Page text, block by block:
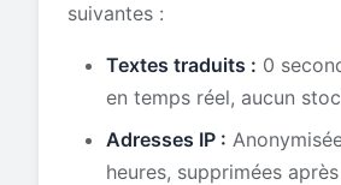
suivantes :
Textes traduits : 0
en temps réel, aucun
Adresses IP :
heures, supprimées